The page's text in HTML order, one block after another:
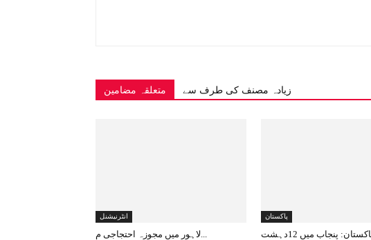
متعلقہ مضامین زیادہ مصنف کی طرف سے
انٹرنیشنل
لاہور میں مجوزہ احتجاجی م...
پاکستان